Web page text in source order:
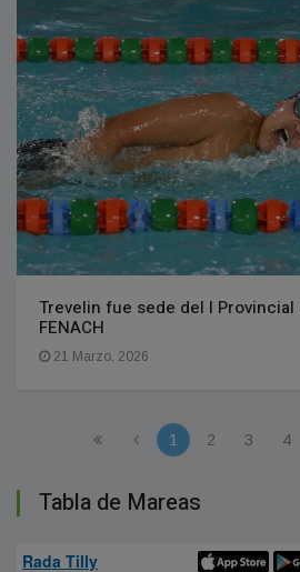
Trevelin fue sede del I
FENACH
21 Marzo, 2026
1 2 3 4
Tabla de Mareas